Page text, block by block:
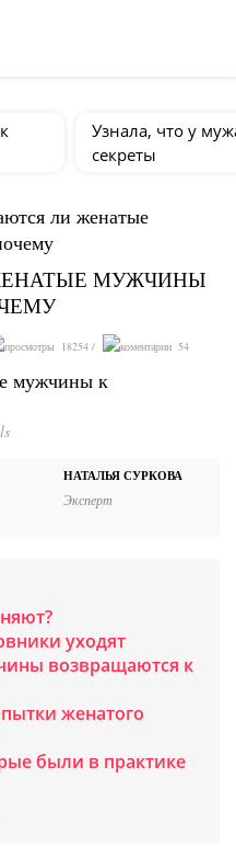
Узнала, что у
секреты
ли женатые
МУЖЧИНЫ
18254 54
НАТАЛЬЯ СУРКОВА
Эксперт
уходят
возвращаются к
женатого
были в практике